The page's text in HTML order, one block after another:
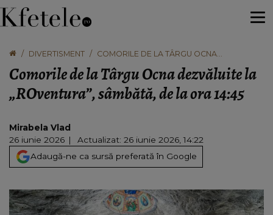
DIVERTISMENT
COMORILE DE LA TÂRGU OCNA
DE LA ORA 14:45
Comorile de la Târgu Ocna dezvăluite la
„ROventura”, sâmbătă, de la ora 14:45
Mirabela Vlad
26 iunie 2026
Actualizat: 26 iunie 2026, 14:22
Adaugă-ne ca sursă preferată în Google